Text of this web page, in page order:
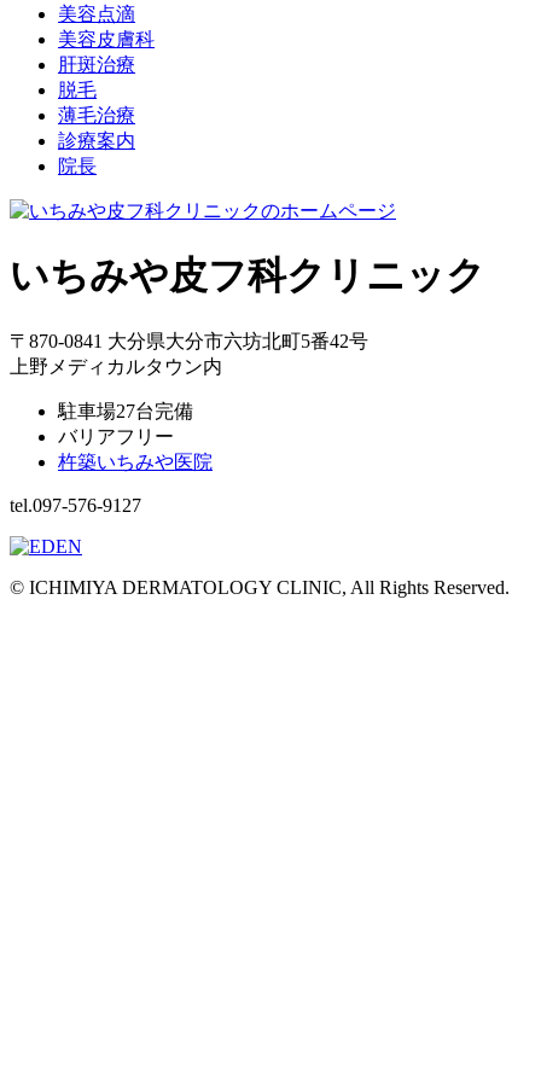
美容点滴
美容皮膚科
肝斑治療
脱毛
薄毛治療
診療案内
院長
いちみや皮フ科クリニック
〒870-0841 大分県大分市六坊北町5番42号
上野メディカルタウン内
駐車場27台完備
バリアフリー
杵築いちみや医院
tel.097-576-9127
© ICHIMIYA DERMATOLOGY CLINIC, All Rights Reserved.